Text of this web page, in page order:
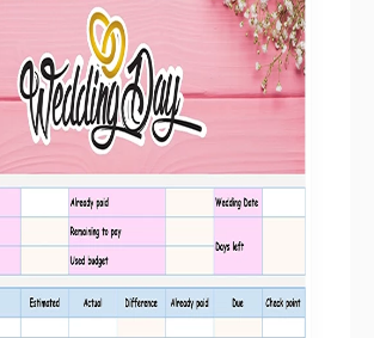
Google Sheets
December 17, 2021
August 1, 2026
Adicionado às coleções por 0 Usuários
11 downloads este mês
deste modelo
Wedding
Fofo Orçamentos Modelos